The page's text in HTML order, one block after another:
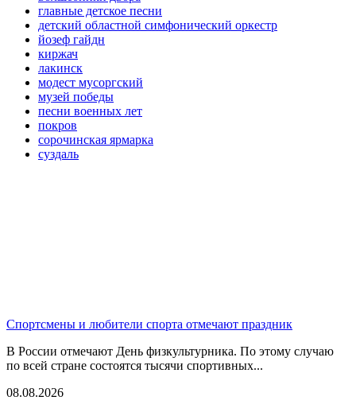
главные детское песни
детский областной симфонический оркестр
йозеф гайдн
киржач
лакинск
модест мусоргский
музей победы
песни военных лет
покров
сорочинская ярмарка
суздаль
Спортсмены и любители спорта отмечают праздник
В России отмечают День физкультурника. По этому случаю
по всей стране состоятся тысячи спортивных...
08.08.2026